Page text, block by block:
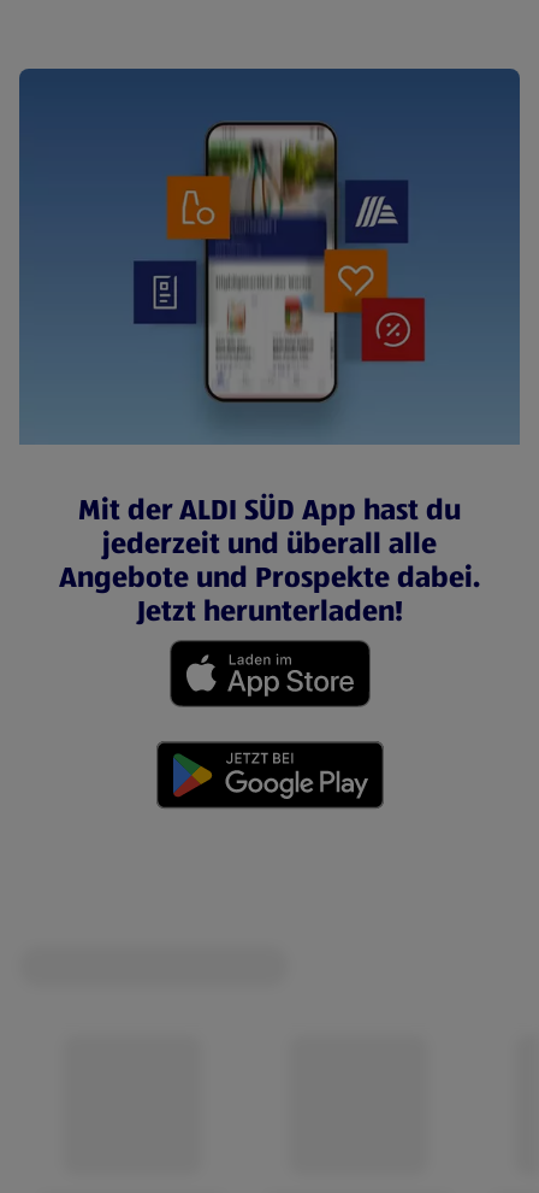
Mit der ALDI SÜD App hast du
jederzeit und überall alle
Angebote und Prospekte dabei.
Jetzt herunterladen!